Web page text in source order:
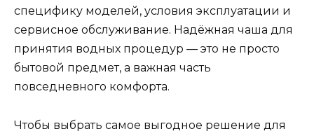
специфику моделей, условия эксплуатации и
сервисное обслуживание. Надёжная чаша для
принятия водных процедур — это не просто
бытовой предмет, а важная часть
повседневного комфорта.
Чтобы выбрать самое выгодное решение для